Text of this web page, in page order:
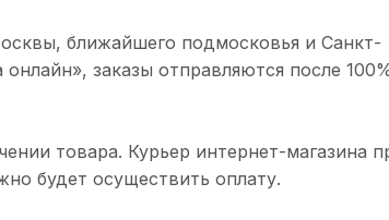
ближайшего подмосковья и Санкт-
заказы отправляются после
товара. Курьер интернет-магазина
будет осуществить оплату.